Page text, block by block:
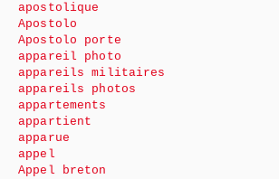
apostolique
Apostolo
Apostolo porte
appareil photo
appareils militaires
appareils photos
appartements
appartient
apparue
appel
Appel breton